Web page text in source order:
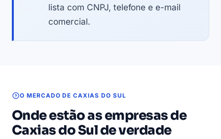
lista com CNPJ, telefone e e-mail
comercial.
O MERCADO DE CAXIAS DO SUL
Onde estão as empresas de
Caxias do Sul de verdade